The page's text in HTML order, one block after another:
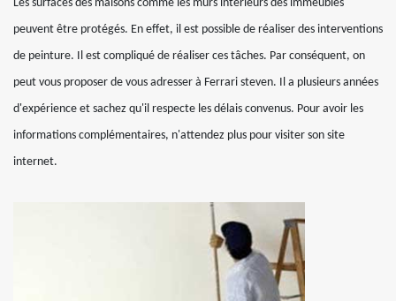
Les surfaces des maisons comme les murs intérieurs des immeubles
peuvent être protégés. En effet, il est possible de réaliser des interventions
de peinture. Il est compliqué de réaliser ces tâches. Par conséquent, on
peut vous proposer de vous adresser à Ferrari steven. Il a plusieurs années
d'expérience et sachez qu'il respecte les délais convenus. Pour avoir les
informations complémentaires, n'attendez plus pour visiter son site
internet.